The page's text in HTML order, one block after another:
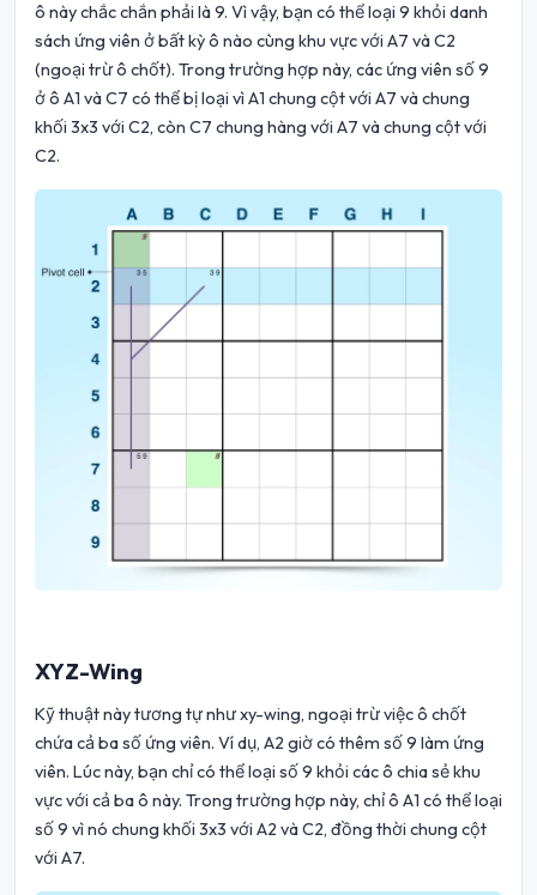
ô này chắc chắn phải là 9. Vì vậy, bạn có thể loại 9 khỏi danh
sách ứng viên ở bất kỳ ô nào cùng khu vực với A7 và C2
(ngoại trừ ô chốt). Trong trường hợp này, các ứng viên số 9
ở ô A1 và C7 có thể bị loại vì A1 chung cột với A7 và chung
khối 3x3 với C2, còn C7 chung hàng với A7 và chung cột với
C2.
XYZ-Wing
Kỹ thuật này tương tự như xy-wing, ngoại trừ việc ô chốt
chứa cả ba số ứng viên. Ví dụ, A2 giờ có thêm số 9 làm ứng
viên. Lúc này, bạn chỉ có thể loại số 9 khỏi các ô chia sẻ khu
vực với cả ba ô này. Trong trường hợp này, chỉ ô A1 có thể loại
số 9 vì nó chung khối 3x3 với A2 và C2, đồng thời chung cột
với A7.